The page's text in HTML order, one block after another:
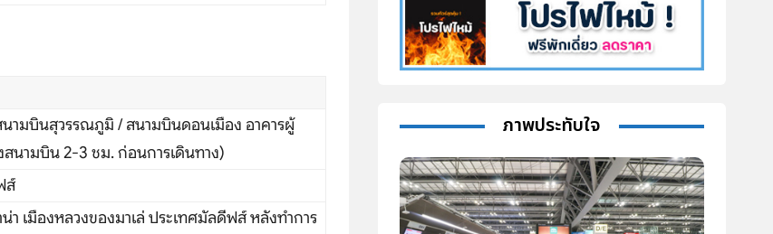
ามบินสุวรรณภูมิ / สนามบินดอนเมือง อาคารผู้
สนามบิน 2-3 ชม. ก่อนการเดินทาง)
ส์
า เมืองหลวงของมาเล่ ประเทศมัลดีฟส์ หลังทำการ
ภาพประทับใจ